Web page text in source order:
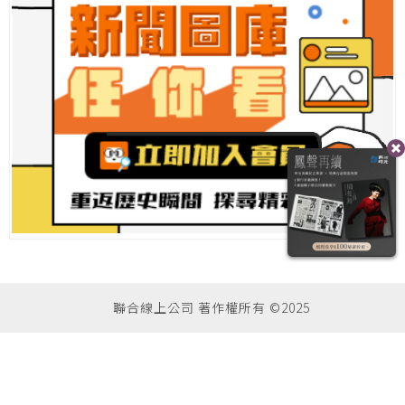
聯合線上公司 著作權所有 ©2025